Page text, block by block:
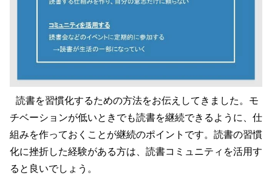
読書を習慣化するための方法をお伝えしてきました。モ
チベーションが低いときでも読書を継続できるように、仕
組みを作っておくことが継続のポイントです。読書の習慣
化に挫折した経験がある方は、読書コミュニティを活用す
ると良いでしょう。